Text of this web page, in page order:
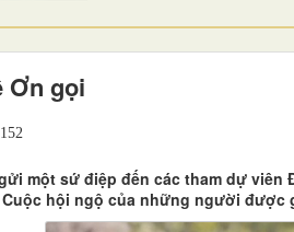
Ơn gọi
một sứ điệp đến các tham dự viên
hội ngộ của những người được